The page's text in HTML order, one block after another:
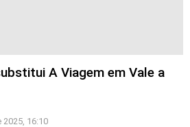
A Viagem em Vale a
16:10